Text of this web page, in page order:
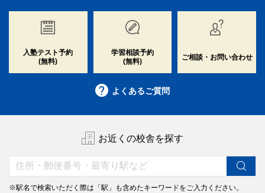
入塾テスト予約
(無料)
学習相談予約
(無料)
ご相談・お問い合わせ
よくあるご質問
お近くの校舎を探す
※駅名で検索いただく際は「駅」も含めたキーワードをご入力ください。